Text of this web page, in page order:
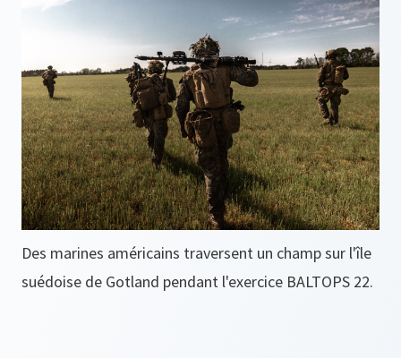
Des marines américains traversent un champ sur l'île
suédoise de Gotland pendant l'exercice BALTOPS 22.